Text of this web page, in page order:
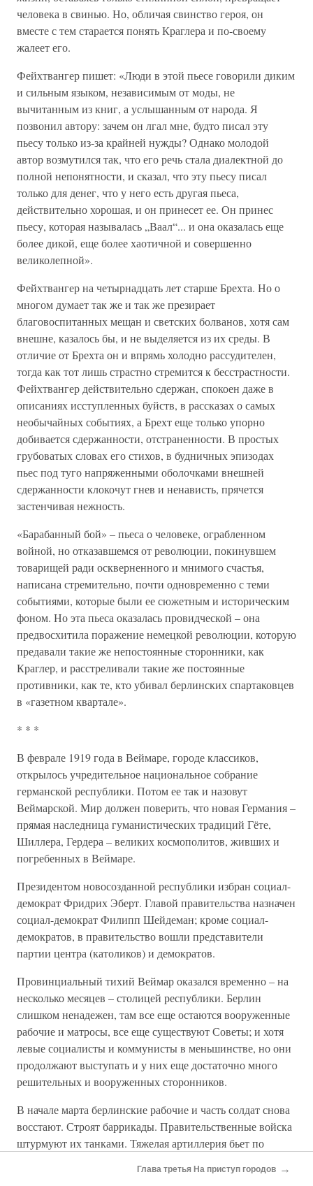
человека в свинью. Но, обличая свинство героя, он
вместе с тем старается понять Краглера и по-своему
жалеет его.
Фейхтвангер пишет: «Люди в этой пьесе говорили диким
и сильным языком, независимым от моды, не
вычитанным из книг, а услышанным от народа. Я
позвонил автору: зачем он лгал мне, будто писал эту
пьесу только из-за крайней нужды? Однако молодой
автор возмутился так, что его речь стала диалектной до
полной непонятности, и сказал, что эту пьесу писал
только для денег, что у него есть другая пьеса,
действительно хорошая, и он принесет ее. Он принес
пьесу, которая называлась „Ваал“... и она оказалась еще
более дикой, еще более хаотичной и совершенно
великолепной».
Фейхтвангер на четырнадцать лет старше Брехта. Но о
многом думает так же и так же презирает
благовоспитанных мещан и светских болванов, хотя сам
внешне, казалось бы, и не выделяется из их среды. В
отличие от Брехта он и впрямь холодно рассудителен,
тогда как тот лишь страстно стремится к бесстрастности.
Фейхтвангер действительно сдержан, спокоен даже в
описаниях исступленных буйств, в рассказах о самых
необычайных событиях, а Брехт еще только упорно
добивается сдержанности, отстраненности. В простых
грубоватых словах его стихов, в будничных эпизодах
пьес под туго напряженными оболочками внешней
сдержанности клокочут гнев и ненависть, прячется
застенчивая нежность.
«Барабанный бой» – пьеса о человеке, ограбленном
войной, но отказавшемся от революции, покинувшем
товарищей ради оскверненного и мнимого счастья,
написана стремительно, почти одновременно с теми
событиями, которые были ее сюжетным и историческим
фоном. Но эта пьеса оказалась провидческой – она
предвосхитила поражение немецкой революции, которую
предавали такие же непостоянные сторонники, как
Краглер, и расстреливали такие же постоянные
противники, как те, кто убивал берлинских спартаковцев
в «газетном квартале».
* * *
В феврале 1919 года в Веймаре, городе классиков,
открылось учредительное национальное собрание
германской республики. Потом ее так и назовут
Веймарской. Мир должен поверить, что новая Германия –
прямая наследница гуманистических традиций Гёте,
Шиллера, Гердера – великих космополитов, живших и
погребенных в Веймаре.
Президентом новосозданной республики избран социал-
демократ Фридрих Эберт. Главой правительства назначен
социал-демократ Филипп Шейдеман; кроме социал-
демократов, в правительство вошли представители
партии центра (католиков) и демократов.
Провинциальный тихий Веймар оказался временно – на
несколько месяцев – столицей республики. Берлин
слишком ненадежен, там все еще остаются вооруженные
рабочие и матросы, все еще существуют Советы; и хотя
левые социалисты и коммунисты в меньшинстве, но они
продолжают выступать и у них еще достаточно много
решительных и вооруженных сторонников.
В начале марта берлинские рабочие и часть солдат снова
восстают. Строят баррикады. Правительственные войска
штурмуют их танками. Тяжелая артиллерия бьет по
Глава третья На приступ городов →